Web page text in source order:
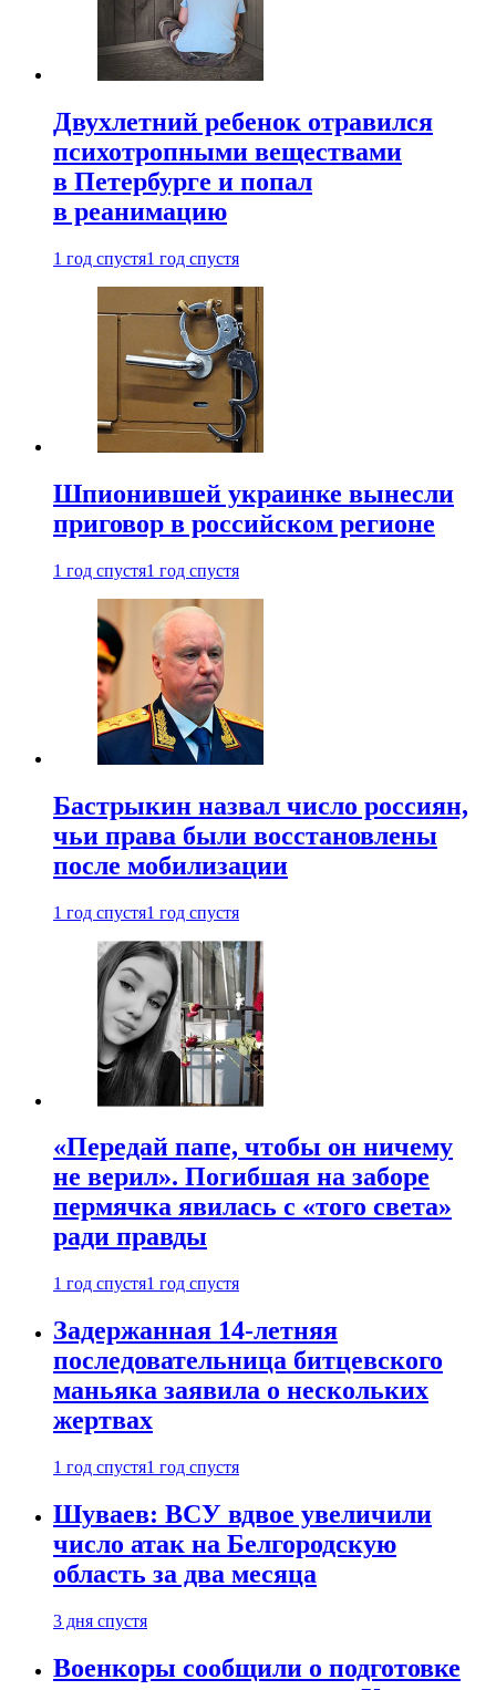
Двухлетний ребенок отравился
психотропными веществами
в Петербурге и попал
в реанимацию
1 год спустя1 год спустя
Шпионившей украинке вынесли
приговор в российском регионе
1 год спустя1 год спустя
Бастрыкин назвал число россиян,
чьи права были восстановлены
после мобилизации
1 год спустя1 год спустя
«Передай папе, чтобы он ничему
не верил». Погибшая на заборе
пермячка явилась с «того света»
ради правды
1 год спустя1 год спустя
Задержанная 14-летняя
последовательница битцевского
маньяка заявила о нескольких
жертвах
1 год спустя1 год спустя
Шуваев: ВСУ вдвое увеличили
число атак на Белгородскую
область за два месяца
3 дня спустя
Военкоры сообщили о подготовке